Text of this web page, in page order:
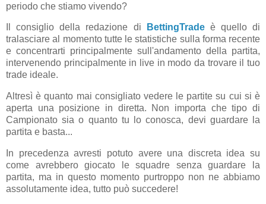
periodo che stiamo vivendo?
Il consiglio della redazione di BettingTradeè quello di
tralasciare al momento tutte le statistiche sulla forma recente
e concentrarti principalmente sull'andamento della partita,
intervenendo principalmente in live in modo da trovare il tuo
trade ideale.
Altresì è quanto mai consigliato vedere le partite su cui si è
aperta una posizione in diretta. Non importa che tipo di
Campionato sia o quanto tu lo conosca, devi guardare la
partita e basta...
In precedenza avresti potuto avere una discreta idea su
come avrebbero giocato le squadre senza guardare la
partita, ma in questo momento purtroppo non ne abbiamo
assolutamente idea, tutto può succedere!